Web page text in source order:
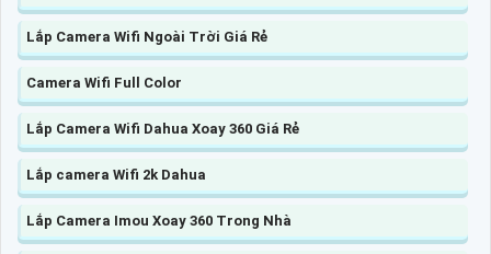
Lắp Camera Wifi Ngoài Trời Giá Rẻ
Camera Wifi Full Color
Lắp Camera Wifi Dahua Xoay 360 Giá Rẻ
Lắp camera Wifi 2k Dahua
Lắp Camera Imou Xoay 360 Trong Nhà